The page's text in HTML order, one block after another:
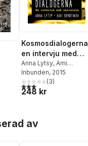
en intervju med
universum
Anna Lytsy, Ami
Sundeman
Inbunden, 2015
3,0utav 5 stjärnor.
(3)
248 kr
av